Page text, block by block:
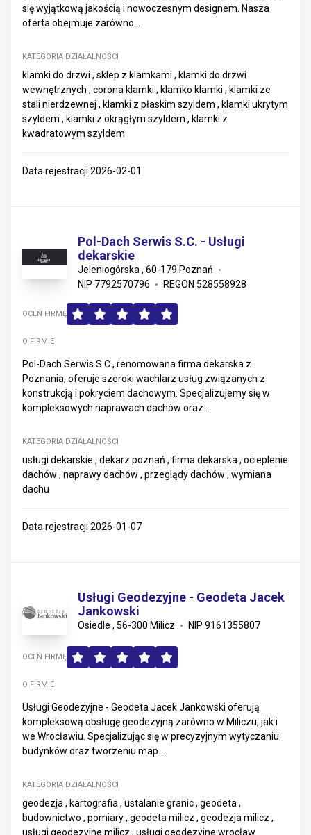
się wyjątkową jakością i nowoczesnym designem. Nasza
oferta obejmuje zarówno...
KATEGORIA DZIAŁALNOŚCI
klamki do drzwi , sklep z klamkami , klamki do drzwi
wewnętrznych , corona klamki , klamko klamki , klamki ze
stali nierdzewnej , klamki z płaskim szyldem , klamki ukrytym
szyldem , klamki z okrągłym szyldem , klamki z
kwadratowym szyldem
Data rejestracji 2026-02-01
Pol-Dach Serwis S.C. - Usługi
dekarskie
Jeleniogórska , 60-179 Poznań
NIP 7792570796
REGON 528558928
O FIRMIE
Pol-Dach Serwis S.C., renomowana firma dekarska z
Poznania, oferuje szeroki wachlarz usług związanych z
konstrukcją i pokryciem dachowym. Specjalizujemy się w
kompleksowych naprawach dachów oraz...
KATEGORIA DZIAŁALNOŚCI
usługi dekarskie , dekarz poznań , firma dekarska , ocieplenie
dachów , naprawy dachów , przeglądy dachów , wymiana
dachu
OCEŃ FIRMĘ
Data rejestracji 2026-01-07
Usługi Geodezyjne - Geodeta Jacek
Jankowski
Osiedle , 56-300 Milicz NIP 9161355807
O FIRMIE
Usługi Geodezyjne - Geodeta Jacek Jankowski oferują
kompleksową obsługę geodezyjną zarówno w Miliczu, jak i
we Wrocławiu. Specjalizując się w precyzyjnym wytyczaniu
budynków oraz tworzeniu map...
KATEGORIA DZIAŁALNOŚCI
geodezja , kartografia , ustalanie granic , geodeta ,
budownictwo , pomiary , geodeta milicz , geodezja milicz ,
usługi geodezyjne milicz , usługi geodezyjne wrocław
OCEŃ FIRMĘ